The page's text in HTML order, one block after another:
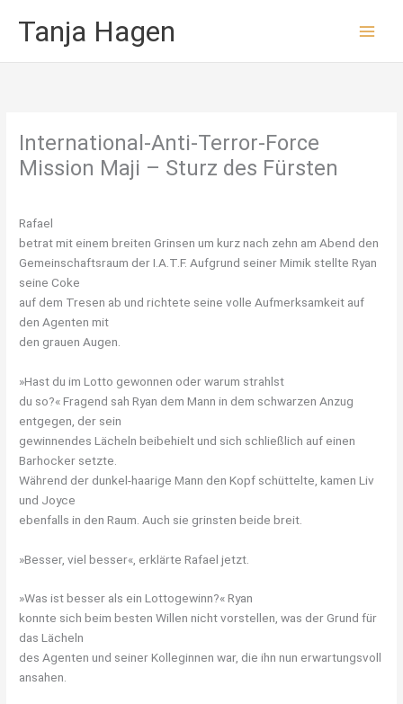
InhaltTanja Hagen
International-Anti-Terror-Force
Mission Maji – Sturz des Fürsten
Rafael
betrat mit einem breiten Grinsen um kurz nach zehn am Abend den
Gemeinschaftsraum der I.A.T.F. Aufgrund seiner Mimik stellte Ryan
seine Coke
auf dem Tresen ab und richtete seine volle Aufmerksamkeit auf
den Agenten mit
den grauen Augen.
»Hast du im Lotto gewonnen oder warum strahlst
du so?« Fragend sah Ryan dem Mann in dem schwarzen Anzug
entgegen, der sein
gewinnendes Lächeln beibehielt und sich schließlich auf einen
Barhocker setzte.
Während der dunkel-haarige Mann den Kopf schüttelte, kamen Liv
und Joyce
ebenfalls in den Raum. Auch sie grinsten beide breit.
»Besser, viel besser«, erklärte Rafael jetzt.
»Was ist besser als ein Lottogewinn?« Ryan
konnte sich beim besten Willen nicht vorstellen, was der Grund für
das Lächeln
des Agenten und seiner Kolleginnen war, die ihn nun erwartungsvoll
ansahen.